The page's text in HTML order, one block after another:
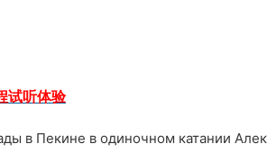
试听体验
в Пекине в одиночном катании